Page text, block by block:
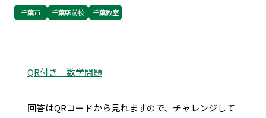
千葉市 千葉駅前校 千葉教室
QR付き 数学問題
回答はQRコードから見れますので、チャレンジして